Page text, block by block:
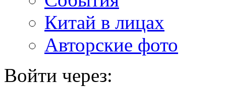
Китай в лицах
Авторские фото
Войти через: